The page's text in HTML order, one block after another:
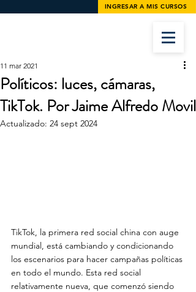
INGRESAR A MIS CURSOS
Políticos: luces, cámaras,
TikTok. Por Jaime Alfredo Movil
11 mar 2021
Actualizado: 24 sept 2024
TikTok, la primera red social china con auge
mundial, está cambiando y condicionando
los escenarios para hacer campañas políticas
en todo el mundo. Esta red social
relativamente nueva, que comenzó siendo